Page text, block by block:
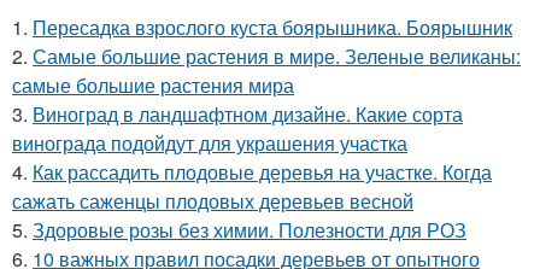
1. Пересадка взрослого куста боярышника. Боярышник
2. Самые большие растения в мире. Зеленые великаны:
самые большие растения мира
3. Виноград в ландшафтном дизайне. Какие сорта
винограда подойдут для украшения участка
4. Как рассадить плодовые деревья на участке. Когда
сажать саженцы плодовых деревьев весной
5. Здоровые розы без химии. Полезности для РОЗ
6. 10 важных правил посадки деревьев от опытного